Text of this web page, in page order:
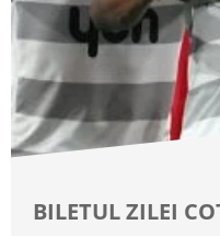
BILETUL ZILEI